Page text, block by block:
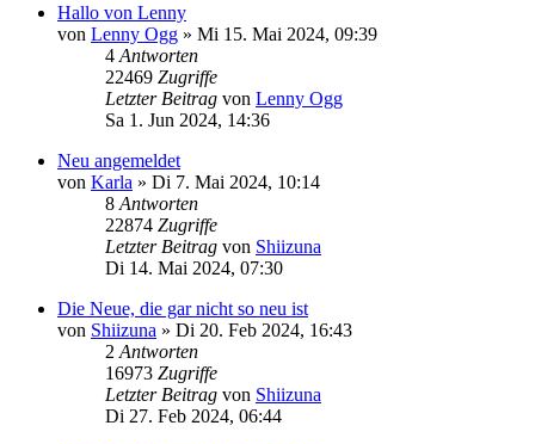
Hallo von Lenny
von Lenny Ogg » Mi 15. Mai 2024, 09:39
4 Antworten
22469 Zugriffe
Letzter Beitrag von Lenny Ogg
Sa 1. Jun 2024, 14:36
Neu angemeldet
von Karla » Di 7. Mai 2024, 10:14
8 Antworten
22874 Zugriffe
Letzter Beitrag von Shiizuna
Di 14. Mai 2024, 07:30
Die Neue, die gar nicht so neu ist
von Shiizuna » Di 20. Feb 2024, 16:43
2 Antworten
16973 Zugriffe
Letzter Beitrag von Shiizuna
Di 27. Feb 2024, 06:44